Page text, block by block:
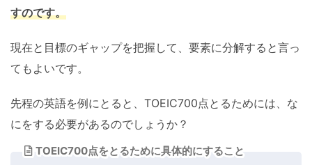
すのです。
現在と目標のギャップを把握して、要素に分解すると言っ
てもよいです。
先程の英語を例にとると、TOEIC700点とるためには、な
にをする必要があるのでしょうか？
TOEIC700点をとるために具体的にすること